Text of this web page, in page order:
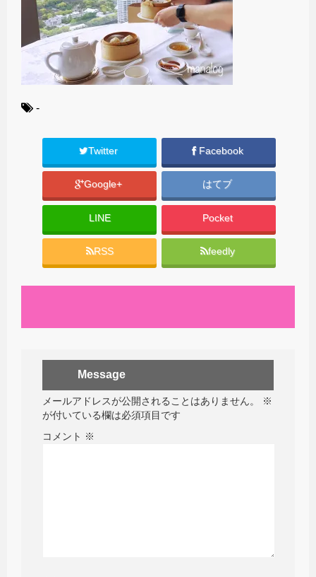
-
Twitter Facebook
Google+ はてブ
LINE Pocket
RSS feedly
Message
メールアドレスが公開されることはありません。
※
が付いている欄は必須項目です
コメント ※